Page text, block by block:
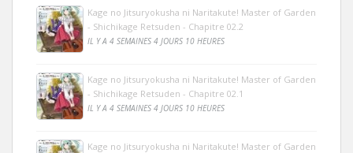
Kage no Jitsuryokusha ni Naritakute! Master of Garden
- Shichikage Retsuden - Chapitre 02.2
IL Y A 4 SEMAINES 4 JOURS 10 HEURES
Kage no Jitsuryokusha ni Naritakute! Master of Garden
- Shichikage Retsuden - Chapitre 02.1
IL Y A 4 SEMAINES 4 JOURS 10 HEURES
Kage no Jitsuryokusha ni Naritakute! Master of Garden